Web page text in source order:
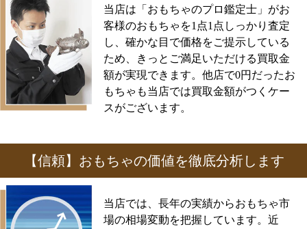
当店は「おもちゃのプロ鑑定士」がお
客様のおもちゃを1点1点しっかり査定
し、確かな目で価格をご提示している
ため、きっとご満足いただける買取金
額が実現できます。他店で0円だったお
もちゃも当店では買取金額がつくケー
スがございます。
【信頼】おもちゃの価値を徹底分析します
当店では、長年の実績からおもちゃ市
場の相場変動を把握しています。近